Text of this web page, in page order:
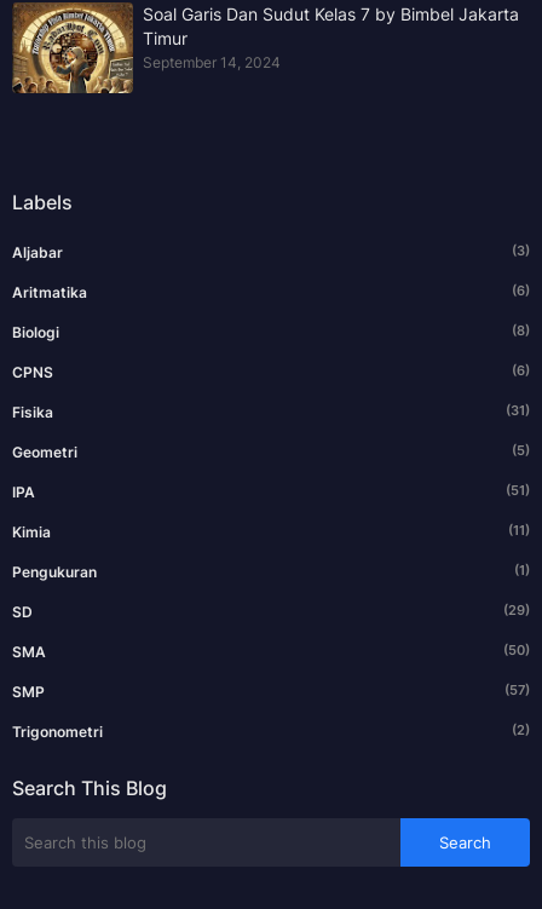
Soal Garis Dan Sudut Kelas 7 by Bimbel Jakarta
Timur
September 14, 2024
Labels
Aljabar (3)
Aritmatika (6)
Biologi (8)
CPNS (6)
Fisika (31)
Geometri (5)
IPA (51)
Kimia (11)
Pengukuran (1)
SD (29)
SMA (50)
SMP (57)
Trigonometri (2)
Search This Blog